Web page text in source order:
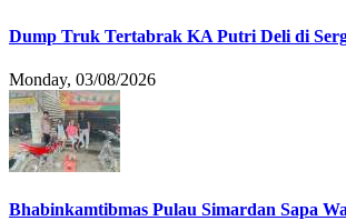
Dump Truk Tertabrak KA Putri Deli di
Monday, 03/08/2026
Bhabinkamtibmas Pulau Simardan Sapa